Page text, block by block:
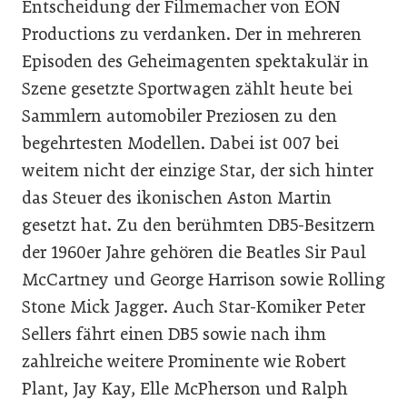
Entscheidung der Filmemacher von EON
Productions zu verdanken. Der in mehreren
Episoden des Geheimagenten spektakulär in
Szene gesetzte Sportwagen zählt heute bei
Sammlern automobiler Preziosen zu den
begehrtesten Modellen. Dabei ist 007 bei
weitem nicht der einzige Star, der sich hinter
das Steuer des ikonischen Aston Martin
gesetzt hat. Zu den berühmten DB5-Besitzern
der 1960er Jahre gehören die Beatles Sir Paul
McCartney und George Harrison sowie Rolling
Stone Mick Jagger. Auch Star-Komiker Peter
Sellers fährt einen DB5 sowie nach ihm
zahlreiche weitere Prominente wie Robert
Plant, Jay Kay, Elle McPherson und Ralph